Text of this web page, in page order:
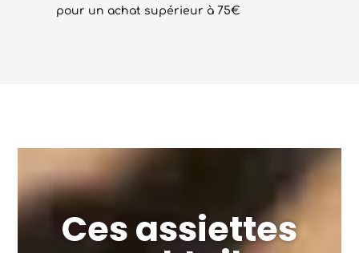
pour un achat supérieur à 75€
Ces assiettes